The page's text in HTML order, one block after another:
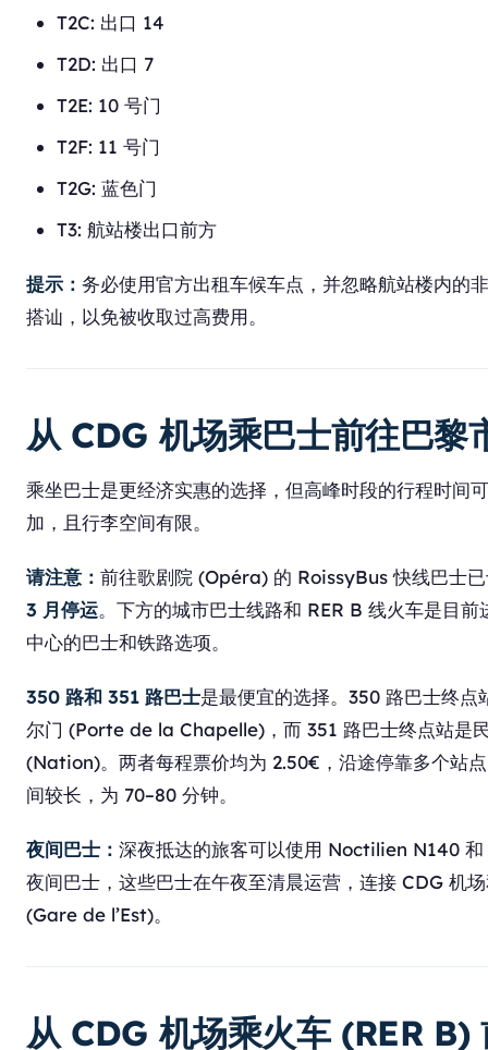
T2C: 出口 14
T2D: 出口 7
T2E: 10 号门
T2F: 11 号门
T2G: 蓝色门
T3: 航站楼出口前方
提示： 务必使用官方出租车候车点，并忽略航站楼内的
搭讪，以免被收取过高费用。
从 CDG 机场乘巴士前往巴黎
乘坐巴士是更经济实惠的选择，但高峰时段的行程时间
加，且行李空间有限。
请注意： 前往歌剧院 (Opéra) 的 RoissyBus 快线巴士
3 月停运。下方的城市巴士线路和 RER B 线火车是目前
中心的巴士和铁路选项。
350 路和 351 路巴士是最便宜的选择。350 路巴士终点
尔门 (Porte de la Chapelle)，而 351 路巴士终点站是
(Nation)。两者每程票价均为 2.50€，沿途停靠多个站
间较长，为 70–80 分钟。
夜间巴士： 深夜抵达的旅客可以使用 Noctilien N140
夜间巴士，这些巴士在午夜至清晨运营，连接 CDG 机
(Gare de l’Est)。
从 CDG 机场乘火车 (RER B)